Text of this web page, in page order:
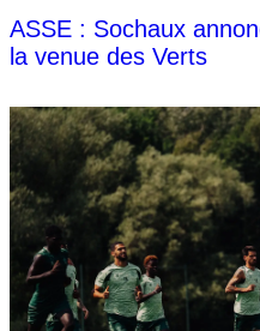
ASSE : Sochaux
la venue des Verts